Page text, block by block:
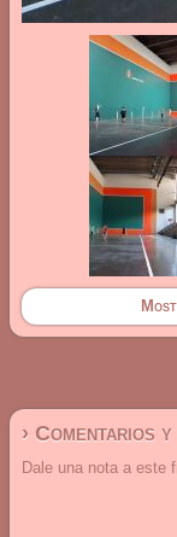
› Comentarios
Dale una nota a este